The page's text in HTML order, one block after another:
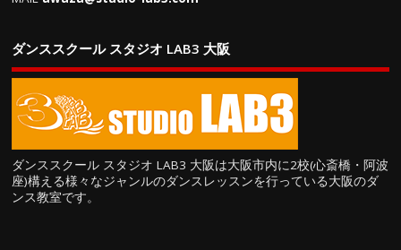
ダンススクール スタジオ LAB3 大阪
ダンススクール スタジオ LAB3 大阪は大阪市内に2校(心斎橋・阿波
座)構える様々なジャンルのダンスレッスンを行っている大阪のダ
ンス教室です。